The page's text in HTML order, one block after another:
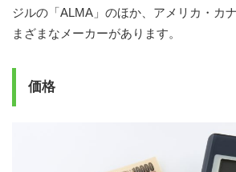
ジルの「ALMA」のほか、アメリカ・カ
まざまなメーカーがあります。
価格